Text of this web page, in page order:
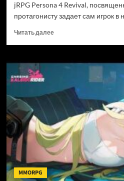
jRPG Persona 4 Revival,
протагонисту задает сам игрок в
Читать далееПрочитать
героя
Revival
MMORPG